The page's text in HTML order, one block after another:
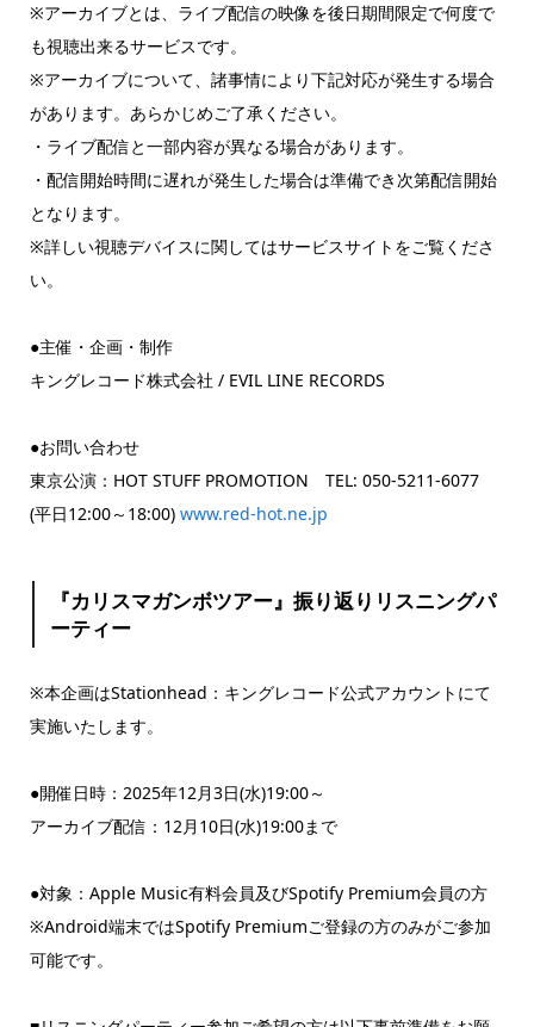
※アーカイブとは、ライブ配信の映像を後日期間限定で何度で
も視聴出来るサービスです。
※アーカイブについて、諸事情により下記対応が発生する場合
があります。あらかじめご了承ください。
・ライブ配信と一部内容が異なる場合があります。
・配信開始時間に遅れが発生した場合は準備でき次第配信開始
となります。
※詳しい視聴デバイスに関してはサービスサイトをご覧くださ
い。
●主催・企画・制作
キングレコード株式会社 / EVIL LINE RECORDS
●お問い合わせ
東京公演：HOT STUFF PROMOTION TEL: 050-5211-6077
(平日12:00～18:00) www.red-hot.ne.jp
『カリスマガンボツアー』振り返りリスニングパ
ーティー
※本企画はStationhead：キングレコード公式アカウントにて
実施いたします。
●開催日時：2025年12月3日(水)19:00～
アーカイブ配信：12月10日(水)19:00まで
●対象：Apple Music有料会員及びSpotify Premium会員の方
※Android端末ではSpotify Premiumご登録の方のみがご参加
可能です。